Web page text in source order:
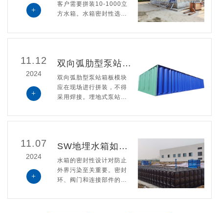
+
客户需要拼装10-1000立
方水箱。水箱密封性选用
该密封带具备耐潮、耐空
11.12
2024
+
双向弧肋型泵站箱板安装方式介绍？
双向弧肋型泵站箱板模块
应在现场进行拼装，不得
采用焊接。埋地式泵站的
钢结构均应在现场采用螺
11.07
2024
+
SW地埋水箱如何确保水质安全？
水箱的密封性设计对防止
外界污染至关重要。密封
环、阀门和连接部件的完
细检查，并定期检查和更